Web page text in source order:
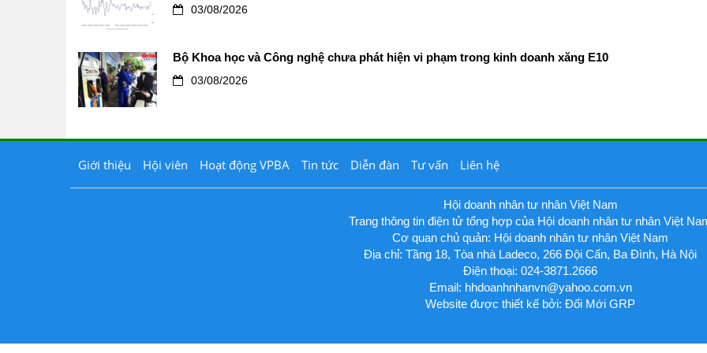
03/08/2026
Bộ Khoa học và Công nghệ chưa phát hiện vi phạm trong kinh doanh xăng E10
03/08/2026
Giới thiệu Hội viên Hoạt động VPBA Tin tức Diễn đàn Tư vấn Liên hệ
Hội doanh nhân tư nhân Việt Nam
Trang thông tin điện tử tổng hợp của Hội doanh nhân tư nhân Việt
Cơ quan chủ quản: Hội doanh nhân tư nhân Việt Nam
Địa chỉ: Tầng 18, Tòa nhà Ladeco, 266 Đội Cấn, Ba Đình, Hà Nội
Điện thoại: 024-3871.2666
Email: hhdoanhnhanvn@yahoo.com.vn
Website được thiết kế bởi: Đổi Mới GRP